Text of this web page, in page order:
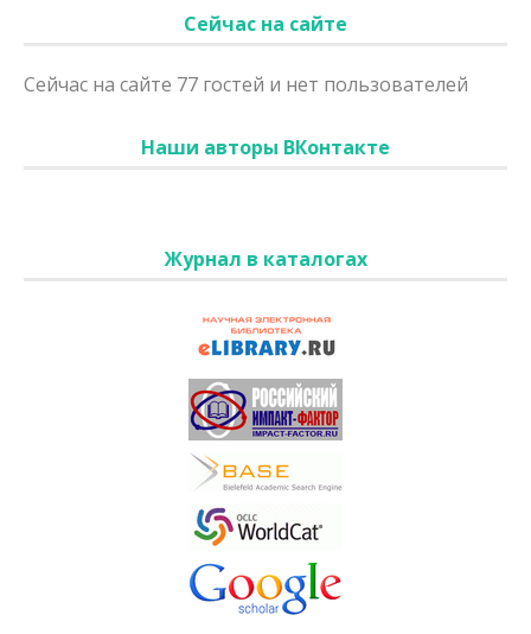
Сейчас на сайте
Сейчас на сайте 77 гостей и нет пользователей
Наши авторы ВКонтакте
Журнал в каталогах